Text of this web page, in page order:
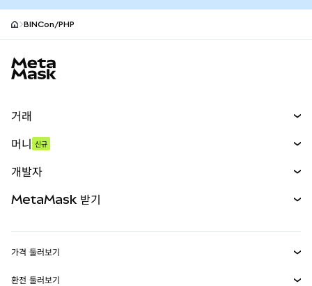
BINCon/PHP
거래
무기한 선물
실물자산
머니 신규
개발자
MetaMask 받기
가격 둘러보기
환전 둘러보기